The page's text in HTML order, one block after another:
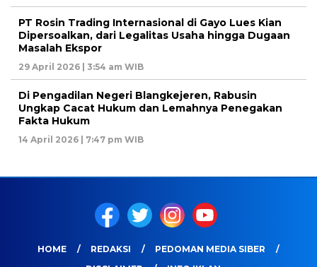
PT Rosin Trading Internasional di Gayo Lues Kian
Dipersoalkan, dari Legalitas Usaha hingga Dugaan
Masalah Ekspor
29 April 2026 | 3:54 am WIB
Di Pengadilan Negeri Blangkejeren, Rabusin
Ungkap Cacat Hukum dan Lemahnya Penegakan
Fakta Hukum
14 April 2026 | 7:47 pm WIB
HOME REDAKSI
PEDOMAN MEDIA SIBER